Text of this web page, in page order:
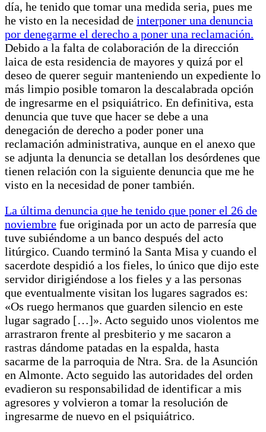
día, he tenido que tomar una medida seria, pues me
he visto en la necesidad de interponer una denuncia
por denegarme el derecho a poner una reclamación.
Debido a la falta de colaboración de la dirección
laica de esta residencia de mayores y quizá por el
deseo de querer seguir manteniendo un expediente lo
más limpio posible tomaron la descalabrada opción
de ingresarme en el psiquiátrico. En definitiva, esta
denuncia que tuve que hacer se debe a una
denegación de derecho a poder poner una
reclamación administrativa, aunque en el anexo que
se adjunta la denuncia se detallan los desórdenes que
tienen relación con la siguiente denuncia que me he
visto en la necesidad de poner también.
La última denuncia que he tenido que poner el 26 de
noviembre fue originada por un acto de parresía que
tuve subiéndome a un banco después del acto
litúrgico. Cuando terminó la Santa Misa y cuando el
sacerdote despidió a los fieles, lo único que dijo este
servidor dirigiéndose a los fieles y a las personas
que eventualmente visitan los lugares sagrados es:
«Os ruego hermanos que guarden silencio en este
lugar sagrado […]». Acto seguido unos violentos me
arrastraron frente al presbiterio y me sacaron a
rastras dándome patadas en la espalda, hasta
sacarme de la parroquia de Ntra. Sra. de la Asunción
en Almonte. Acto seguido las autoridades del orden
evadieron su responsabilidad de identificar a mis
agresores y volvieron a tomar la resolución de
ingresarme de nuevo en el psiquiátrico.